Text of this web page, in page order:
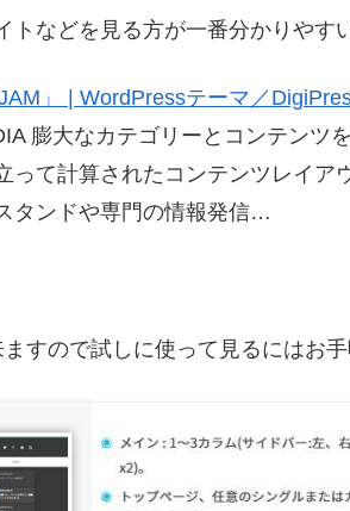
などを見る方が一番分かりやす
」 | WordPressテーマ／
膨大なカテゴリーとコンテンツ
って計算されたコンテンツレイア
タンドや専門の情報発信…
ますので試しに使って見るにはお手